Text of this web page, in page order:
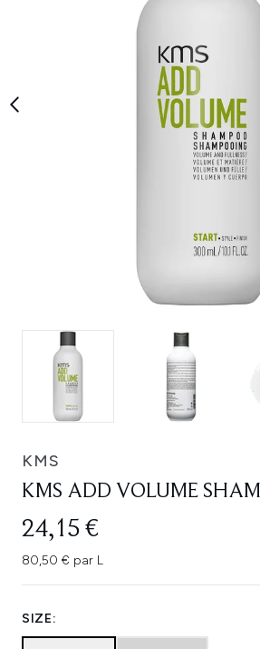
KMS
KMS ADD VOLUME
24,15 €
80,50 € par L
SIZE: